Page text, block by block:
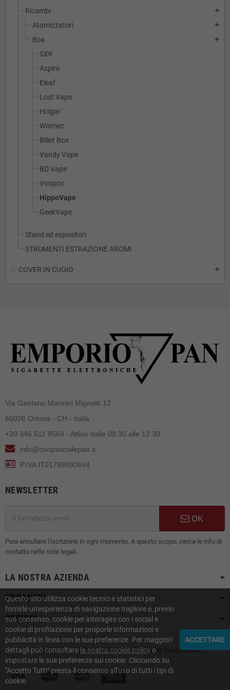
Ricambi
add
Atomizzatori add
Box add
SXK
Aspire
Eleaf
Lost Vape
Hcigar
Wismec
Billet Box
Vandy Vape
BD Vape
Voopoo
HippoVape
GeekVape
Stand ed espositori
STRUMENTI ESTRAZIONE AROMI
COVER IN CUOIO add
Via Gaetano Mancini Mignotti 12
66026 Ortona - CH - Italia
+39 346 511 8564 - Attivo dalle 09.30 alle 12.30
info@coopsocialepan.it
P.IVA IT01789890694
NEWSLETTER
OK
Puoi annullare l'iscrizione in ogni momento. A questo scopo, cerca le info di
contatto nelle note legali.
LA NOSTRA AZIENDA
PRODOTTI
SEGUICI
© 2021 - Emporio Pan- P.I. IT01789890694 | Design by
Distribuzione
Informatica
Questo sito utilizza cookie tecnici e statistici per
fornirle un'esperienza di navigazione migliore e, previo
suo consenso, cookie per interagire con i social e
cookie di profilazione per proporle informazioni e
pubblicità in linea con le sue preferenze. Per maggiori
dettagli può consultare la nostra cookie policy o
impostare le sue preferenze sui cookie. Cliccando su
"Accetto Tutti" presta il consenso all'uso di tutti i tipi di
cookie.
ACCETTARE